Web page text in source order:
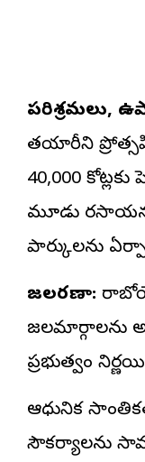
పరిశ్రమలు,
తయారీని
40,000
మూడు రసాయన
పార్కులను
జలరవాణా:
జలమార్గాలను
ప్రభుత్వం
ఆధునిక
సౌకర్యాలను